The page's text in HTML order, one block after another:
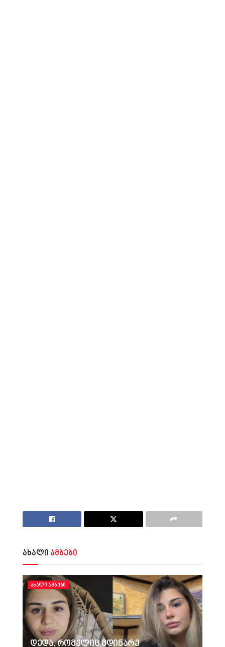
ახალი ამბები
ᲐᲮᲐᲚᲘ ᲐᲛᲑᲔᲑᲘ
დედა, რომელიც მდინარე